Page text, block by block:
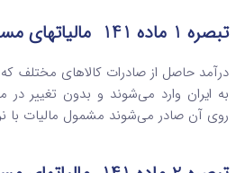
تبصره 1 ماده 141 مالیاتهای مستقیم
درآمد حاصل از صادرات کالاهای مختلف
به ‌ایران وارد می‌شوند و بدون تغییر در
روی آن صادر می‌شوند مشمول مالیات با